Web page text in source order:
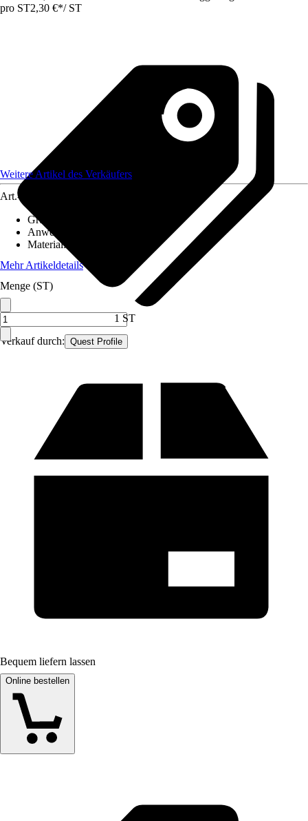
pro ST2,30 €*/ ST
Verkauf durch: Quest Profile
Weitere Artikel des Verkäufers
Art.-Nr.
Grundfarbe
Anwendungsbereich
Material:
Mehr Artikeldetails
Menge (ST)
1 ST
Bequem liefern lassen
Online bestellen